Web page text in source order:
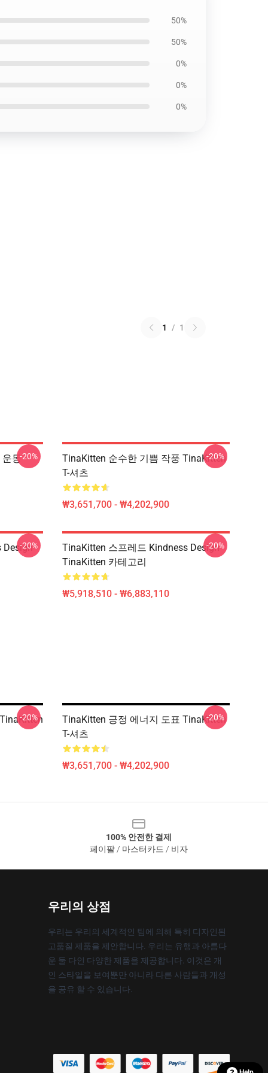
50%
50%
0%
0%
0%
1 / 1
운동-20%
TinaKitten 순수한 기쁨 작풍 TinaKitten
T-셔츠
₩3,651,700 - ₩4,202,900
-20%
Design
-20%
TinaKitten 스프레드 Kindness Design
TinaKitten 카테고리
₩5,918,510 - ₩6,883,110
-20%
-20%
TinaKitten 긍정 에너지 도표 TinaKitten
T-셔츠
₩3,651,700 - ₩4,202,900
-20%
100% 안전한 결제
페이팔 / 마스터카드 / 비자
우리의 상점
우리는 우리의 세계적인 팀에 의해 특히 디자인된
고품질 제품을 제안합니다. 우리는 유행과 아름다
운 둘 다인 다양한 제품을 제공합니다. 이것은 개
인 스타일을 보여뿐만 아니라 다른 사람들과 개성
을 공유 할 수 있습니다.